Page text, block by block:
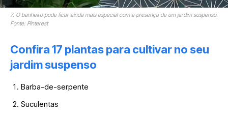
7. O banheiro pode ficar ainda mais especial com a presença de um jardim suspenso.
Fonte: Pinterest
Confira 17 plantas para cultivar no seu
jardim suspenso
Barba-de-serpente
Suculentas